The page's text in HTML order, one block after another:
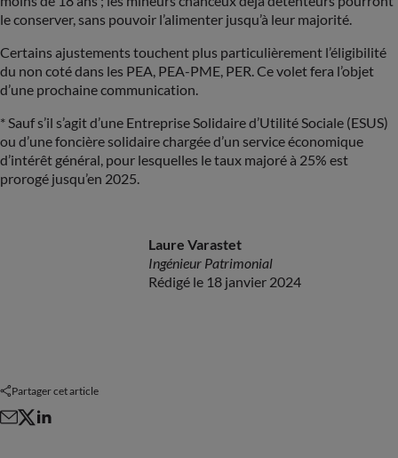
le conserver, sans pouvoir l’alimenter jusqu’à leur majorité.
Certains ajustements touchent plus particulièrement l’éligibilité
du non coté dans les PEA, PEA-PME, PER. Ce volet fera l’objet
d’une prochaine communication.
* Sauf s’il s’agit d’une Entreprise Solidaire d’Utilité Sociale (ESUS)
ou d’une foncière solidaire chargée d’un service économique
d’intérêt général, pour lesquelles le taux majoré à 25% est
prorogé jusqu’en 2025.
Laure Varastet
Ingénieur Patrimonial
Rédigé le 18 janvier 2024
Partager cet article